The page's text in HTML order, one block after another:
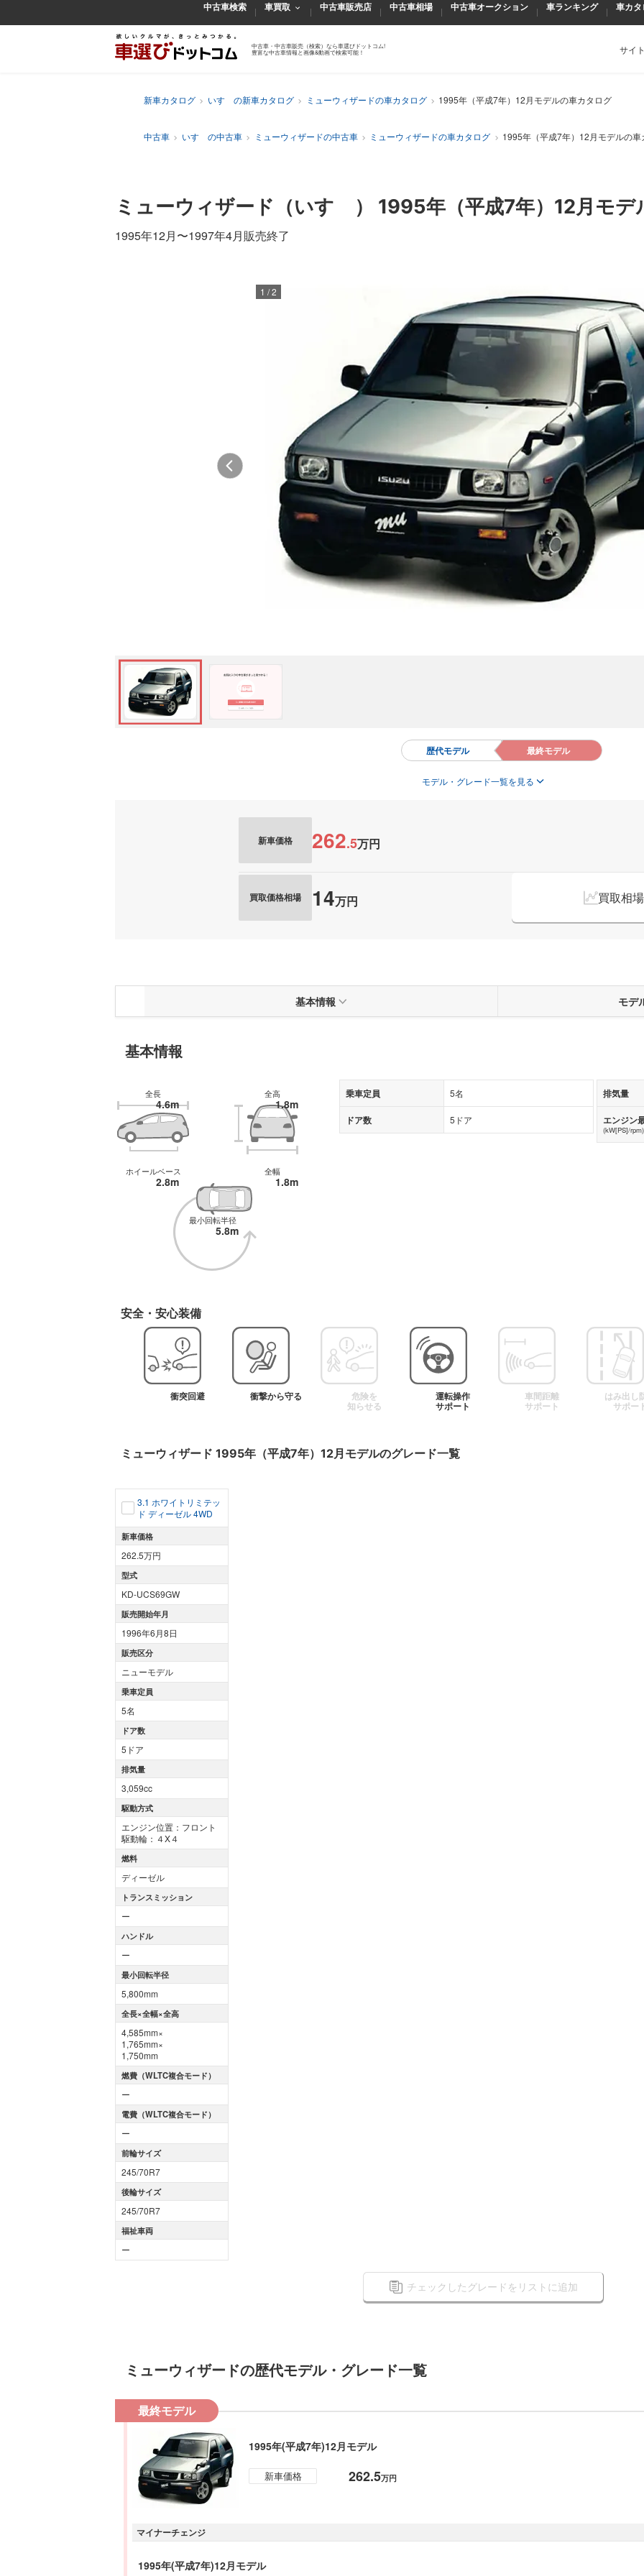
中古車検索 車買取 中古車販売店 中古車相場 中古車オークション 車ランキング 車カタ
中古車・中古車販売（検索）なら車選びドットコム!
豊富な中古車情報と画像&動画で検索可能！
サイ
新車カタログ いすゞの新車カタログ ミューウィザードの車カタログ 1995年（平成7年）12月モデルの車カタログ
中古車 いすゞの中古車 ミューウィザードの中古車 ミューウィザードの車カタログ 1995年（平成7年）12月モデルの車
ミューウィザード （いすゞ） 1995年（平成7年）12月 モデ
1995年12月〜1997年4月販売終了
1 /2
歴代モデル 最終モデル
モデル・グレード一覧を見る
新車価格 262.5万円
買取価格相場 14万円 買取相
基本情報 モデ
基本情報
全長
4.6m
全高
1.8m
全幅
1.8m
ホイールベース
2.8m
最小回転半径
5.8m
乗車定員 5名
ドア数 5ドア
排気量
エンジン
(kW[PS]/rpm)
安全・安心装備
衝突回避 衝撃から守る 危険を
知らせる
運転操作
サポート
車間距離
サポート
はみ出し
サポー
ミューウィザード 1995年（平成7年）12月 モデルのグレード一覧
3.1 ホワイトリミテッ
ド ディーゼル 4WD
新車価格
262.5万円
型式
KD-UCS69GW
販売開始年月
1996年6月8日
販売区分
ニューモデル
乗車定員
5名
ドア数
5ドア
排気量
3,059cc
駆動方式
エンジン位置：フロント
駆動輪：４X４
燃料
ディーゼル
トランスミッション
ー
ハンドル
ー
最小回転半径
5,800mm
全長×全幅×全高
4,585mm×
1,765mm×
1,750mm
燃費（WLTC複合モード）
ー
電費（WLTC複合モード）
ー
前輪サイズ
245/70R7
後輪サイズ
245/70R7
福祉車両
ー
チェックしたグレードをリストに追加
ミューウィザードの歴代モデル・グレード一覧
最終モデル
1995年(平成7年)12月モデル
新車価格 262.5万円
マイナーチェンジ
1995年(平成7年)12月モデル